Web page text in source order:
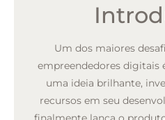
Um dos maiores
empreendedores digitais
uma ideia brilhante,
recursos em seu